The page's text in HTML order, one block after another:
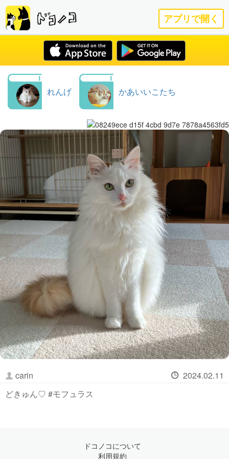
アプリで開く
れんげ かあいいこたち
carin
2024.02.11
どきゅん♡ #モフュラス
ドコノコについて
利用規約